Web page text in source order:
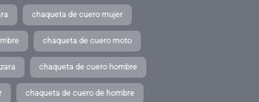
chaqueta de cuero mujer
chaqueta de cuero moto
chaqueta de cuero hombre
chaqueta de cuero de hombre